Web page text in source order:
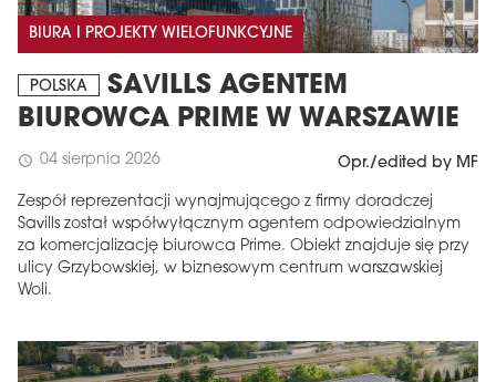
BIURA I PROJEKTY WIELOFUNKCYJNE
POLSKA
SAVILLS AGENTEM
BIUROWCA PRIME W WARSZAWIE
schedule 04 sierpnia 2026 Opr./edited by MF
Zespół reprezentacji wynajmującego z firmy doradczej
Savills został współwyłącznym agentem odpowiedzialnym
za komercjalizację biurowca Prime. Obiekt znajduje się przy
ulicy Grzybowskiej, w biznesowym centrum warszawskiej
Woli.